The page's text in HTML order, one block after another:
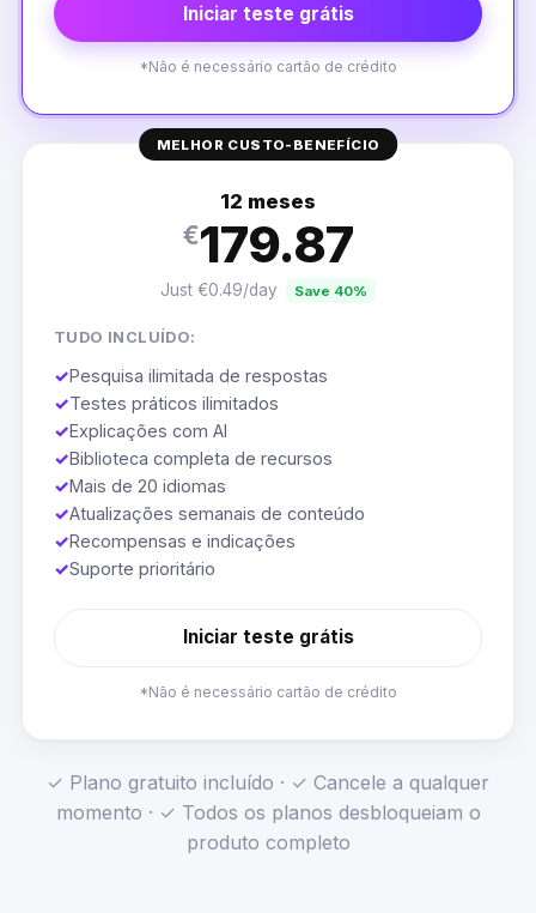
Iniciar teste grátis
*Não é necessário cartão de crédito
MELHOR CUSTO-BENEFÍCIO
12 meses
€179.87
Just €0.49/day Save 40%
TUDO INCLUÍDO:
✓Pesquisa ilimitada de respostas
✓Testes práticos ilimitados
✓Explicações com AI
✓Biblioteca completa de recursos
✓Mais de 20 idiomas
✓Atualizações semanais de conteúdo
✓Recompensas e indicações
✓Suporte prioritário
Iniciar teste grátis
*Não é necessário cartão de crédito
✓ Plano gratuito incluído · ✓ Cancele a qualquer
momento · ✓ Todos os planos desbloqueiam o
produto completo